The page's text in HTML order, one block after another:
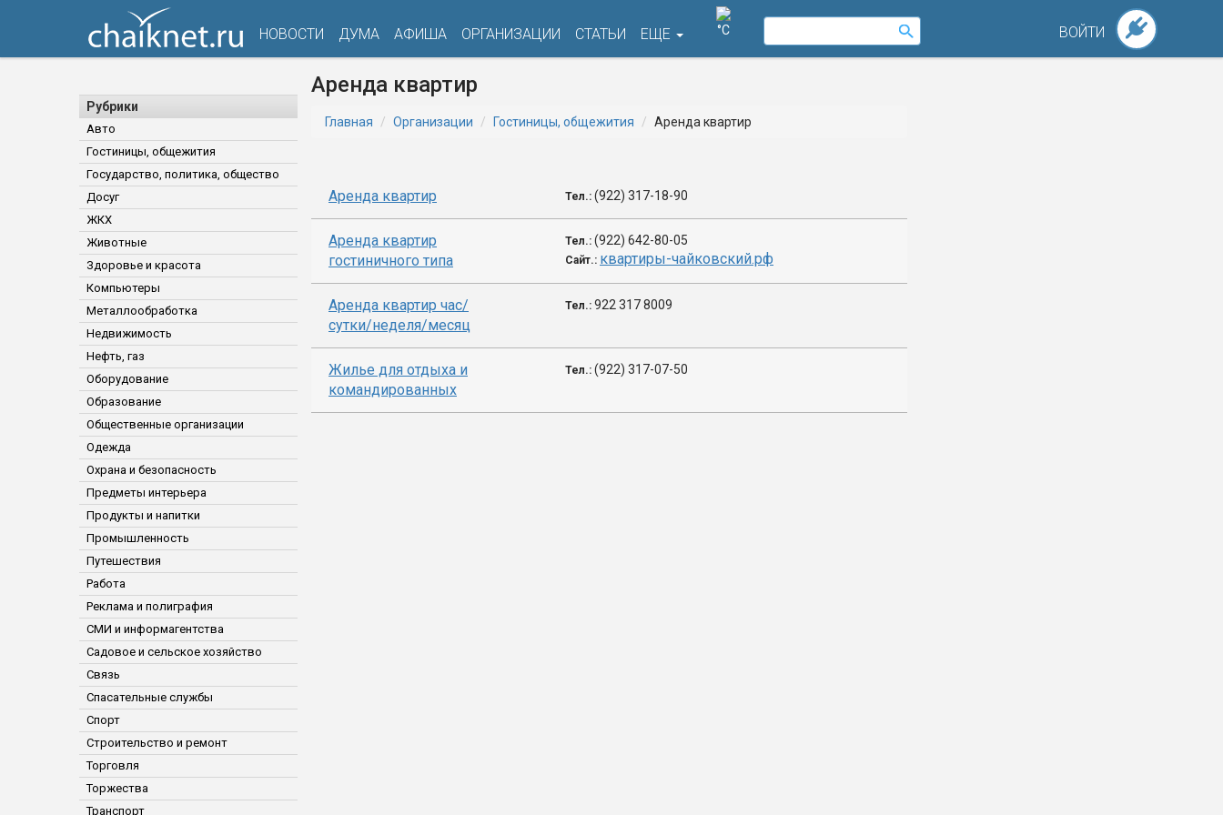
НОВОСТИ ДУМА АФИША ОРГАНИЗАЦИИ СТАТЬИ ЕЩЕ °C ВОЙТИ
Рубрики
Авто
Гостиницы, общежития
Государство, политика, общество
Досуг
ЖКХ
Животные
Здоровье и красота
Компьютеры
Металлообработка
Недвижимость
Нефть, газ
Оборудование
Образование
Общественные организации
Одежда
Охрана и безопасность
Предметы интерьера
Продукты и напитки
Промышленность
Путешествия
Работа
Реклама и полиграфия
СМИ и информагентства
Садовое и сельское хозяйство
Связь
Спасательные службы
Спорт
Строительство и ремонт
Торговля
Торжества
Транспорт
Аренда квартир
Главная Организации Гостиницы, общежития Аренда квартир
Аренда квартир Тел.: (922) 317-18-90
Аренда квартир
гостиничного типа
Тел.: (922) 642-80-05
Сайт.: квартиры-чайковский.рф
Аренда квартир час/
сутки/неделя/месяц
Тел.: 922 317 8009
Жилье для отдыха и
командированных
Тел.: (922) 317-07-50